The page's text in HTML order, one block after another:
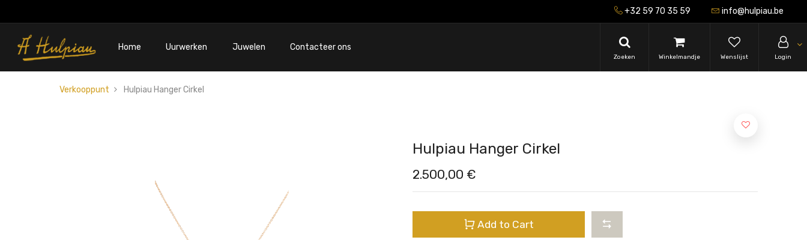
+32 59 70 35 59 info@hulpiau.be
Zoeken Winkelmandje Wenslijst Login
Home Uurwerken Juwelen Contacteer ons
Verkooppunt Hulpiau Hanger Cirkel
Hulpiau Hanger Cirkel
2.500,00 €
Add to Cart